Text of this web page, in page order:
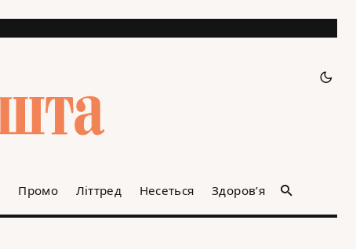
Промо Літтред Несеться Здоров’я